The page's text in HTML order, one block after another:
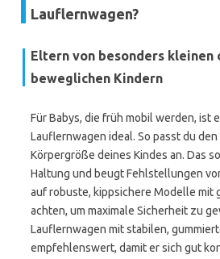
Lauflernwagen?
Eltern von besonders kleinen
beweglichen Kindern
Für Babys, die früh mobil werden, ist
Lauflernwagen ideal. So passt du
Körpergröße deines Kindes an. Das
Haltung und beugt Fehlstellungen
auf robuste, kippsichere Modelle mit
achten, um maximale Sicherheit zu
Lauflernwagen mit stabilen,
empfehlenswert, damit er sich gut